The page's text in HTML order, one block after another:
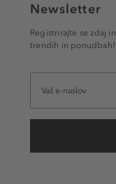
Newsletter
Registrirajte se zdaj
trendih in ponudbah!